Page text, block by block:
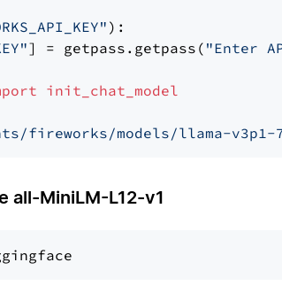
):
] = getpass.getpass( "Enter
init_chat_model
fireworks/models/llama-v3p1-
all-MiniLM-L12-v1